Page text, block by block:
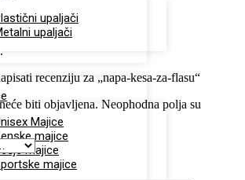
upaljači
upaljači
Majice
majice
majice
majice
recenziju za „napa-kesa-za-flasu“
biti objavljena. Neophodna polja su